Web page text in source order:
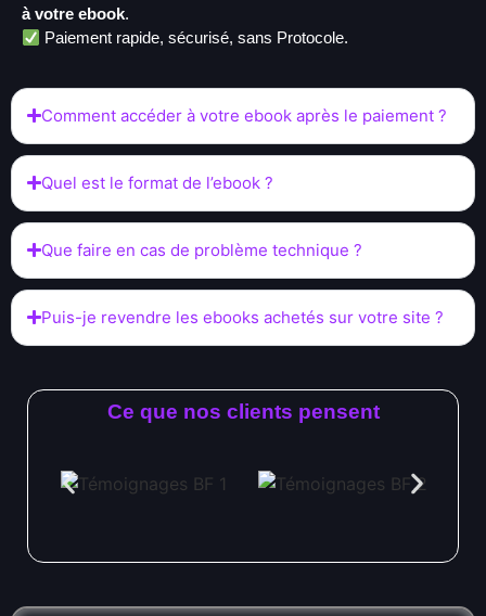
à votre ebook.
Paiement rapide, sécurisé, sans Protocole.
Comment accéder à votre ebook après le paiement ?
Quel est le format de l’ebook ?
Que faire en cas de problème technique ?
Puis-je revendre les ebooks achetés sur votre site ?
Ce que nos clients pensent